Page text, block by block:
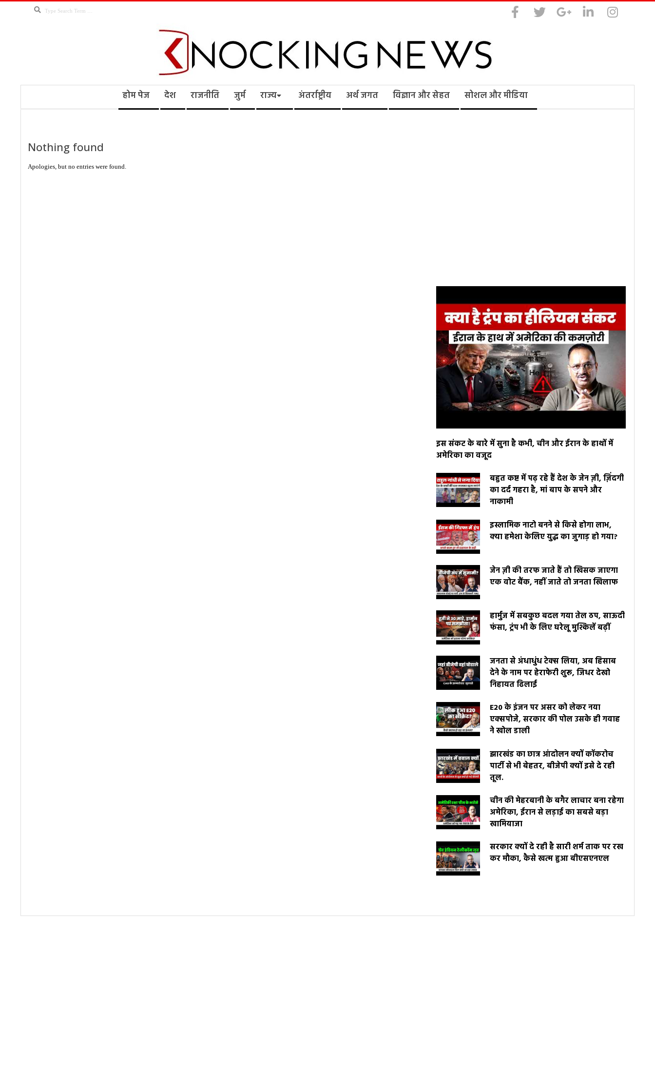
Search
Knocking
होम पेज देश राजनीति जुर्म राज्य अंतर्राष्ट्रीय अर्थ जगत विज्ञान और सेहत सोशल और मीडिया
Nothing found
Apologies, but no entries were found.
इस संकट के बारे में सुना है कभी, चीन और ईरान के हाथों में
अमेरिका का वजूद
बहुत कष्ट में पढ़ रहे हैं देश के जेन ज़ी, ज़िंदगी
का दर्द गहरा है, मां बाप के सपने और
नाकामी
इस्लामिक नाटो बनने से किसे होगा लाभ,
क्या हमेशा केलिए युद्ध का जुगाड़ हो गया?
जेन ज़ी की तरफ जाते हैं तो खिसक जाएगा
एक वोट बैंक, नहीं जाते तो जनता खिलाफ
हार्मुज में सबकुछ बदल गया तेल ठप, साऊदी
फंसा, ट्रंप भी के लिए घरेलू मुश्किलें बढ़ीं
जनता से अंधाधुंध टेक्स लिया, अब हिसाब
देने के नाम पर हेराफेरी शुरू, जिधर देखो
निहायत ढिलाई
E20 के इंजन पर असर को लेकर नया
एक्सपोजे, सरकार की पोल उसके ही गवाह
ने खोल डाली
झारखंड का छात्र आंदोलन क्यों कॉकरोच
पार्टी से भी बेहतर, बीजेपी क्यों इसे दे रही
तूल.
चीन की मेहरबानी के बगैर लाचार बना रहेगा
अमेरिका, ईरान से लड़ाई का सबसे बड़ा
खामियाजा
सरकार क्यों दे रही है सारी शर्म ताक पर रख
कर मौका, कैसे खत्म हुआ बीएसएनएल